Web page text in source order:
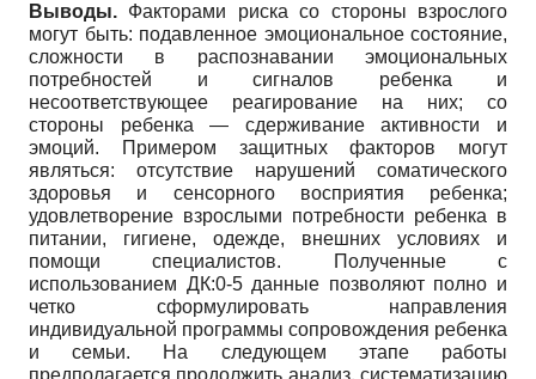
Выводы. Факторами риска со стороны взрослого
могут быть: подавленное эмоциональное состояние,
сложности в распознавании эмоциональных
потребностей и сигналов ребенка и
несоответствующее реагирование на них; со
стороны ребенка — сдерживание активности и
эмоций. Примером защитных факторов могут
являться: отсутствие нарушений соматического
здоровья и сенсорного восприятия ребенка;
удовлетворение взрослыми потребности ребенка в
питании, гигиене, одежде, внешних условиях и
помощи специалистов. Полученные с
использованием ДК:0-5 данные позволяют полно и
четко сформулировать направления
индивидуальной программы сопровождения ребенка
и семьи. На следующем этапе работы